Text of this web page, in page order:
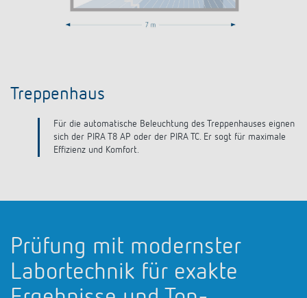
Flur
Der Erfassungsbereich des PIRA TC ist 25 m lang und ist
damit optimal für die Abdeckung des Abstands von
Feuerschutzabschlüssen. Somit kann die Distanz mit einem
Prüfung mit modernster
Labortechnik für exakte